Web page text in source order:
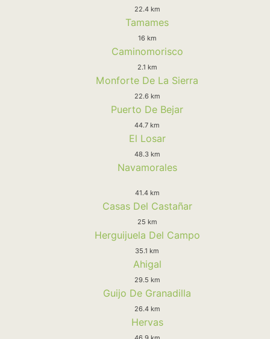
22.4 km
Tamames
16 km
Caminomorisco
2.1 km
Monforte De La Sierra
22.6 km
Puerto De Bejar
44.7 km
El Losar
48.3 km
Navamorales
41.4 km
Casas Del Castañar
25 km
Herguijuela Del Campo
35.1 km
Ahigal
29.5 km
Guijo De Granadilla
26.4 km
Hervas